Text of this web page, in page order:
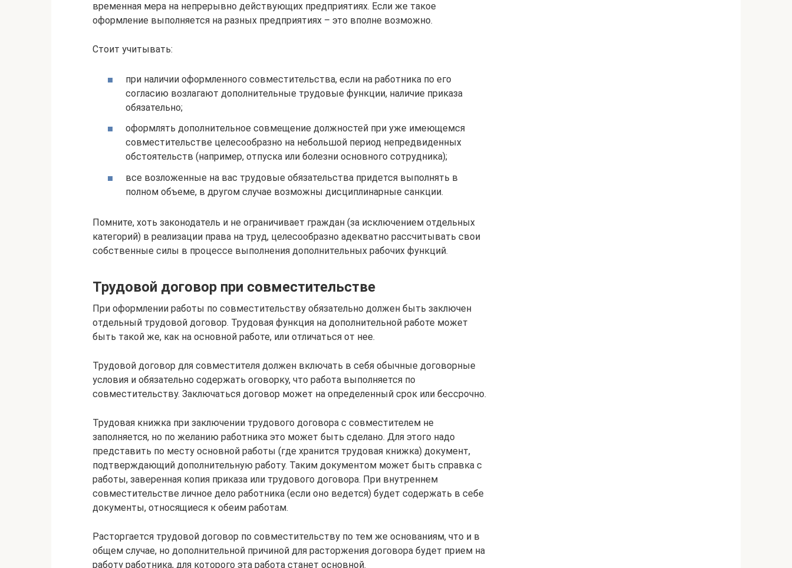
временная мера на непрерывно действующих предприятиях. Если же такое
оформление выполняется на разных предприятиях – это вполне возможно.
Стоит учитывать:
при наличии оформленного совместительства, если на работника по его
согласию возлагают дополнительные трудовые функции, наличие приказа
обязательно;
оформлять дополнительное совмещение должностей при уже имеющемся
совместительстве целесообразно на небольшой период непредвиденных
обстоятельств (например, отпуска или болезни основного сотрудника);
все возложенные на вас трудовые обязательства придется выполнять в
полном объеме, в другом случае возможны дисциплинарные санкции.
Помните, хоть законодатель и не ограничивает граждан (за исключением отдельных
категорий) в реализации права на труд, целесообразно адекватно рассчитывать свои
собственные силы в процессе выполнения дополнительных рабочих функций.
Трудовой договор при совместительстве
При оформлении работы по совместительству обязательно должен быть заключен
отдельный трудовой договор. Трудовая функция на дополнительной работе может
быть такой же, как на основной работе, или отличаться от нее.
Трудовой договор для совместителя должен включать в себя обычные договорные
условия и обязательно содержать оговорку, что работа выполняется по
совместительству. Заключаться договор может на определенный срок или бессрочно.
Трудовая книжка при заключении трудового договора с совместителем не
заполняется, но по желанию работника это может быть сделано. Для этого надо
представить по месту основной работы (где хранится трудовая книжка) документ,
подтверждающий дополнительную работу. Таким документом может быть справка с
работы, заверенная копия приказа или трудового договора. При внутреннем
совместительстве личное дело работника (если оно ведется) будет содержать в себе
документы, относящиеся к обеим работам.
Расторгается трудовой договор по совместительству по тем же основаниям, что и в
общем случае, но дополнительной причиной для расторжения договора будет прием на
работу работника, для которого эта работа станет основной.